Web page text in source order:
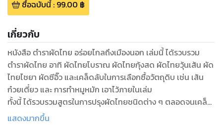
ซื้อฉบับนี้: 99.00 ฿
เกี่ยวกับ
หนังสือ ตำราผัดไทย อร่อยไกลถึงเมืองนอก เล่มนี้ ได้รวบรวม
ตำราผัดไทย อาทิ ผัดไทยโบราณ ผัดไทยกุ้งสด ผัดไทยวุ้นเส้น ผัด
ไทยไชยา ผัดซีอิ๊ว และเคล็ดลับในการเลือกซื้อวัตถุดิบ เช่น เส้น
ก๋วยเตี๋ยว และ การทำหมูหมัก เอาไว้ภายในเล่ม
ทั้งนี้ ได้รวบรวมสูตรในการปรุงผัดไทยชนิดต่าง ๆ ตลอดจนเคล็ด
ลับต่าง ๆ ในการทำเอาไว้อย่างครอบคลุมและค่อนข้างเป็นเมนูจาน
แสดงมากขึ้น